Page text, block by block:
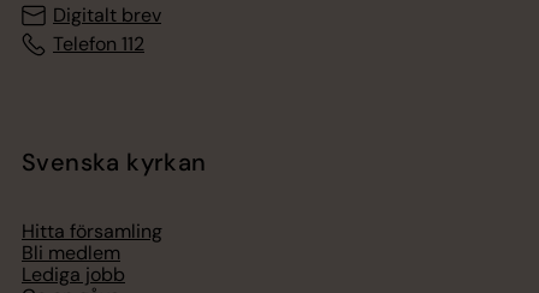
Digitalt brev
Telefon 112
Svenska kyrkan
Hitta församling
Bli medlem
Lediga jobb